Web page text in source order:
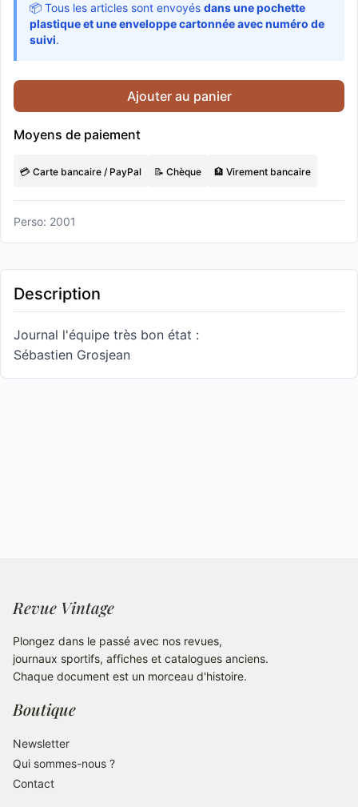
📦 Tous les articles sont envoyés dans une pochette
plastique et une enveloppe cartonnée avec numéro de
suivi.
Ajouter au panier
Moyens de paiement
💳 Carte bancaire / PayPal 📝 Chèque 🏦 Virement bancaire
Perso: 2001
Description
Journal l'équipe très bon état :
Sébastien Grosjean
Revue Vintage
Plongez dans le passé avec nos revues,
journaux sportifs, affiches et catalogues anciens.
Chaque document est un morceau d'histoire.
Boutique
Newsletter
Qui sommes-nous ?
Contact